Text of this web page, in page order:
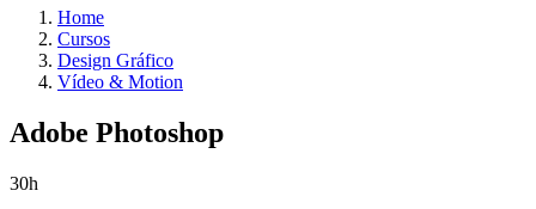
Home
Cursos
Design Gráfico
Vídeo & Motion
Adobe Photoshop
30h